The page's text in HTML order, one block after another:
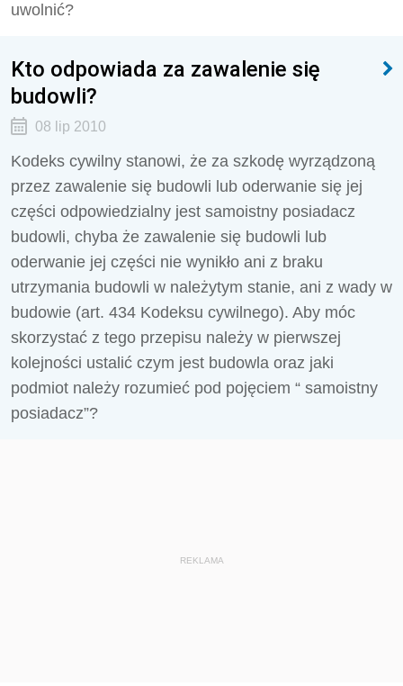
uwolnić?
Kto odpowiada za zawalenie się
budowli?
08 lip 2010
Kodeks cywilny stanowi, że za szkodę wyrządzoną
przez zawalenie się budowli lub oderwanie się jej
części odpowiedzialny jest samoistny posiadacz
budowli, chyba że zawalenie się budowli lub
oderwanie jej części nie wynikło ani z braku
utrzymania budowli w należytym stanie, ani z wady w
budowie (art. 434 Kodeksu cywilnego). Aby móc
skorzystać z tego przepisu należy w pierwszej
kolejności ustalić czym jest budowla oraz jaki
podmiot należy rozumieć pod pojęciem “ samoistny
posiadacz”?
REKLAMA